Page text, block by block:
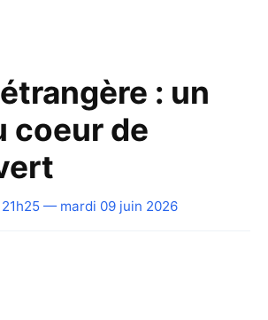
: un
coeur de
21h25 — mardi 09 juin 2026